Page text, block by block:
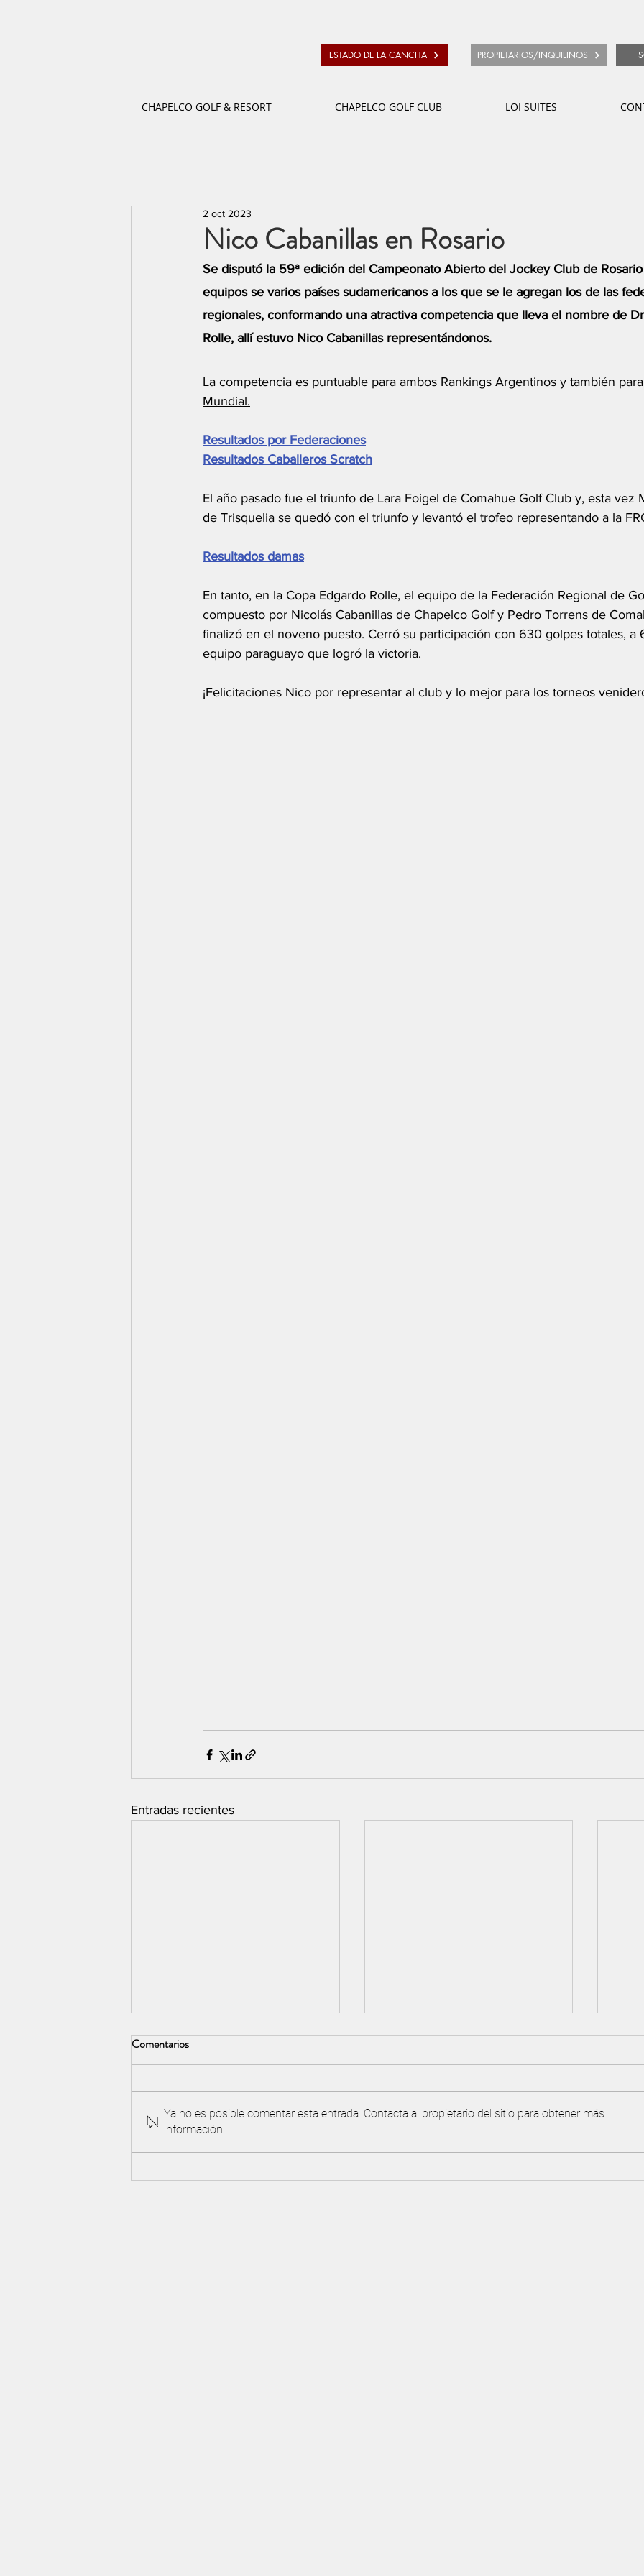
ESTADO DE LA CANCHA PROPIETARIOS/INQUILINOS
CHAPELCO GOLF & RESORT CHAPELCO GOLF CLUB LOI SUITES
Nico Cabanillas en Rosario
2 oct 2023
Se disputó la 59ª edición del Campeonato Abierto del Jockey Club de
equipos se varios países sudamericanos a los que se le agregan los de las
regionales, conformando una atractiva competencia que lleva el nombre de
Rolle, allí estuvo Nico Cabanillas representándonos.
La competencia es puntuable para ambos Rankings Argentinos y también
Mundial.
Resultados por Federaciones
Resultados Caballeros Scratch
El año pasado fue el triunfo de Lara Foigel de Comahue Golf Club y, esta vez
de Trisquelia se quedó con el triunfo y levantó el trofeo representando a la
Resultados damas
En tanto, en la Copa Edgardo Rolle, el equipo de la Federación Regional de
compuesto por Nicolás Cabanillas de Chapelco Golf y Pedro Torrens de
finalizó en el noveno puesto. Cerró su participación con 630 golpes totales,
equipo paraguayo que logró la victoria.
¡Felicitaciones Nico por representar al club y lo mejor para los torneos
Entradas recientes
¡Nuevo! Primera Edición Gran
Torneo y acuerdo de reciprocidad
Comentarios
Ya no es posible comentar esta entrada. Contacta al propietario del sitio para obtener más
información.